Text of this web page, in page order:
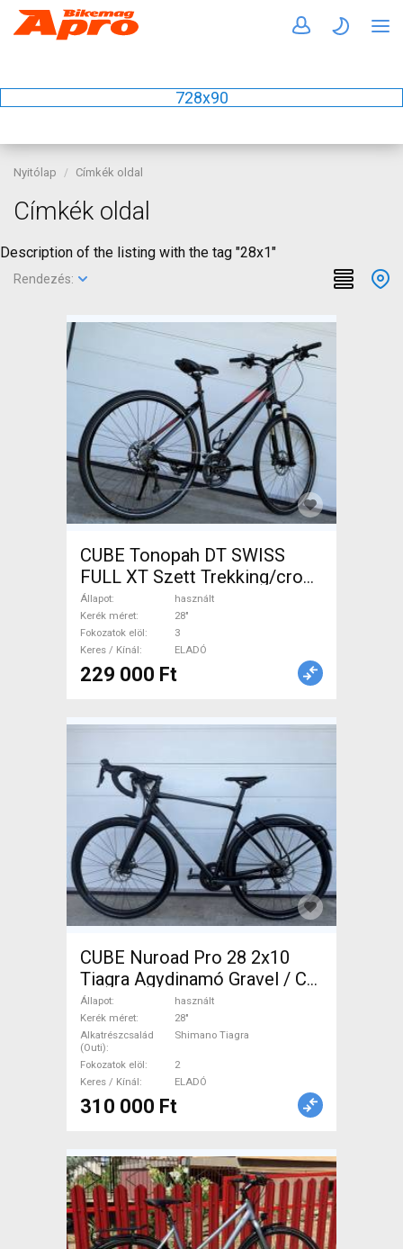
728x90
Nyitólap Címkék oldal
Címkék oldal
Description of the listing with the tag "28x1"
Rendezés:
CUBE Tonopah DT SWISS
FULL XT Szett Trekking/cross
tárcsafék használt ELADÓ
Állapot
használt
Kerék méret
28"
Fokozatok elöl
3
Keres / Kínál
ELADÓ
229 000 Ft
CUBE Nuroad Pro 28 2x10
Tiagra Agydinamó Gravel / CX
Shimano Tiagra tárcsafék
használt ELADÓ
Állapot
használt
Kerék méret
28"
Alkatrészcsalád
(Outi)
Shimano Tiagra
Fokozatok elöl
2
Keres / Kínál
ELADÓ
310 000 Ft